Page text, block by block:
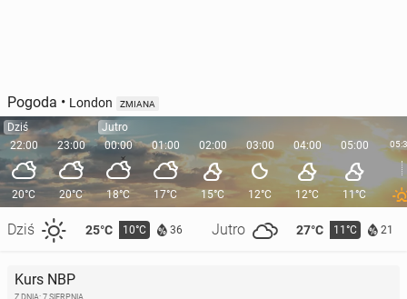
Pogoda • London ZMIANA
Dziś
22:00
20°C
Dziś 25°C 10°C 36 Jutro 27°C 11°C 21
23:00
20°C
Jutro
00:00
18°C
01:00
17°C
02:00
15°C
03:00
12°C
04:00
12°C
05:00
11°C
Kurs NBP